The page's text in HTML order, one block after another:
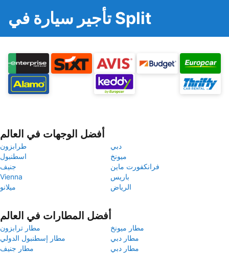
تأجير سيارة في Split
أفضل الوجهات في العالم
طرابزون
دبي
اسطنبول
ميونخ
جنيف
فرانكفورت ماين
Vienna
باريس
ميلانو
الرياض
أفضل المطارات في العالم
مطار ترابزون
مطار ميونخ
مطار إسطنبول الدولي
مطار دبي
مطار جنيف
مطار دبي